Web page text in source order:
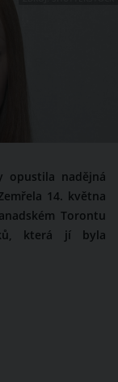
opustila nadějná
14. května
Torontu
která jí byla